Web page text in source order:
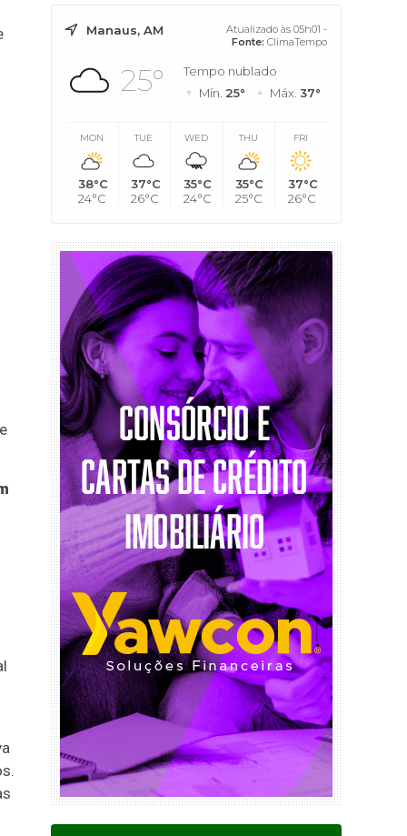
Manaus, AM
Atualizado às 05h01 -
Fonte: ClimaTempo
25°
Tempo nublado
Mín. 25° Máx. 37°
MON
38°C
24°C
TUE
37°C
26°C
WED
35°C
24°C
THU
35°C
25°C
FRI
37°C
26°C